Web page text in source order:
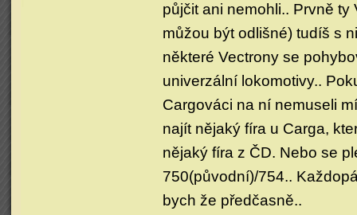
půjčit ani nemohli.. Prvně
můžou být odlišné) tudíš s
některé Vectrony se
univerzální lokomotivy..
Cargováci na ní nemuseli
najít nějaký fíra u Carga,
nějaký fíra z ČD. Nebo se
750(původní)/754..
bych že předčasně..